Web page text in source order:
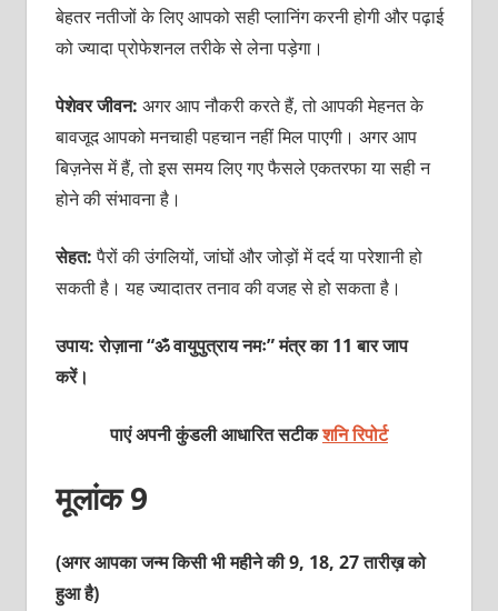
बेहतर नतीजों के लिए आपको सही प्लानिंग करनी होगी और पढ़ाई
को ज्यादा प्रोफेशनल तरीके से लेना पड़ेगा।
पेशेवर जीवन: अगर आप नौकरी करते हैं, तो आपकी मेहनत के
बावजूद आपको मनचाही पहचान नहीं मिल पाएगी। अगर आप
बिज़नेस में हैं, तो इस समय लिए गए फैसले एकतरफा या सही न
होने की संभावना है।
सेहत:पैरों की उंगलियों, जांघों और जोड़ों में दर्द या परेशानी हो
सकती है। यह ज्यादातर तनाव की वजह से हो सकता है।
उपाय: रोज़ाना “ॐ वायुपुत्राय नमः” मंत्र का 11 बार जाप
करें।
पाएं अपनी कुंडली आधारित सटीकशनि रिपोर्ट
मूलांक 9
(अगर आपका जन्म किसी भी महीने की 9, 18, 27 तारीख़ को
हुआ है)